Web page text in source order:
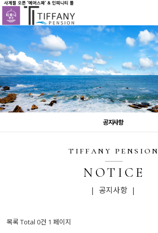
공지사항
tiffany pension
NOTICE
| 공지사항 |
목록 Total 0건 1 페이지